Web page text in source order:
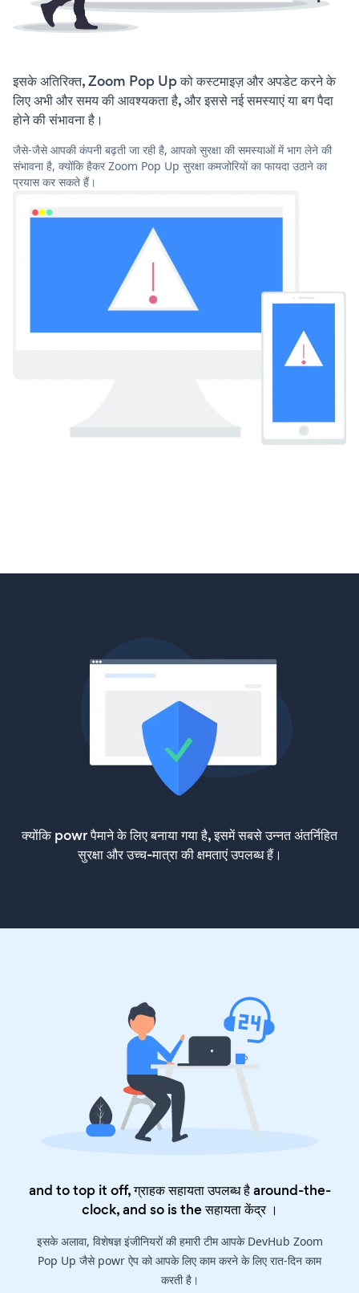
इसके अतिरिक्त, Zoom Pop Up को कस्टमाइज़ और अपडेट करने के
लिए अभी और समय की आवश्यकता है, और इससे नई समस्याएं या बग पैदा
होने की संभावना है।
जैसे-जैसे आपकी कंपनी बढ़ती जा रही है, आपको सुरक्षा की समस्याओं में भाग लेने की
संभावना है, क्योंकि हैकर Zoom Pop Up सुरक्षा कमजोरियों का फायदा उठाने का
प्रयास कर सकते हैं।
क्योंकि powr पैमाने के लिए बनाया गया है, इसमें सबसे उन्नत अंतर्निहित
सुरक्षा और उच्च-मात्रा की क्षमताएं उपलब्ध हैं।
and to top it off, ग्राहक सहायता उपलब्ध है around-the-
clock, and so is theसहायता केंद्र।
इसके अलावा, विशेषज्ञ इंजीनियरों की हमारी टीम आपके DevHub Zoom
Pop Up जैसे powr ऐप को आपके लिए काम करने के लिए रात-दिन काम
करती है।